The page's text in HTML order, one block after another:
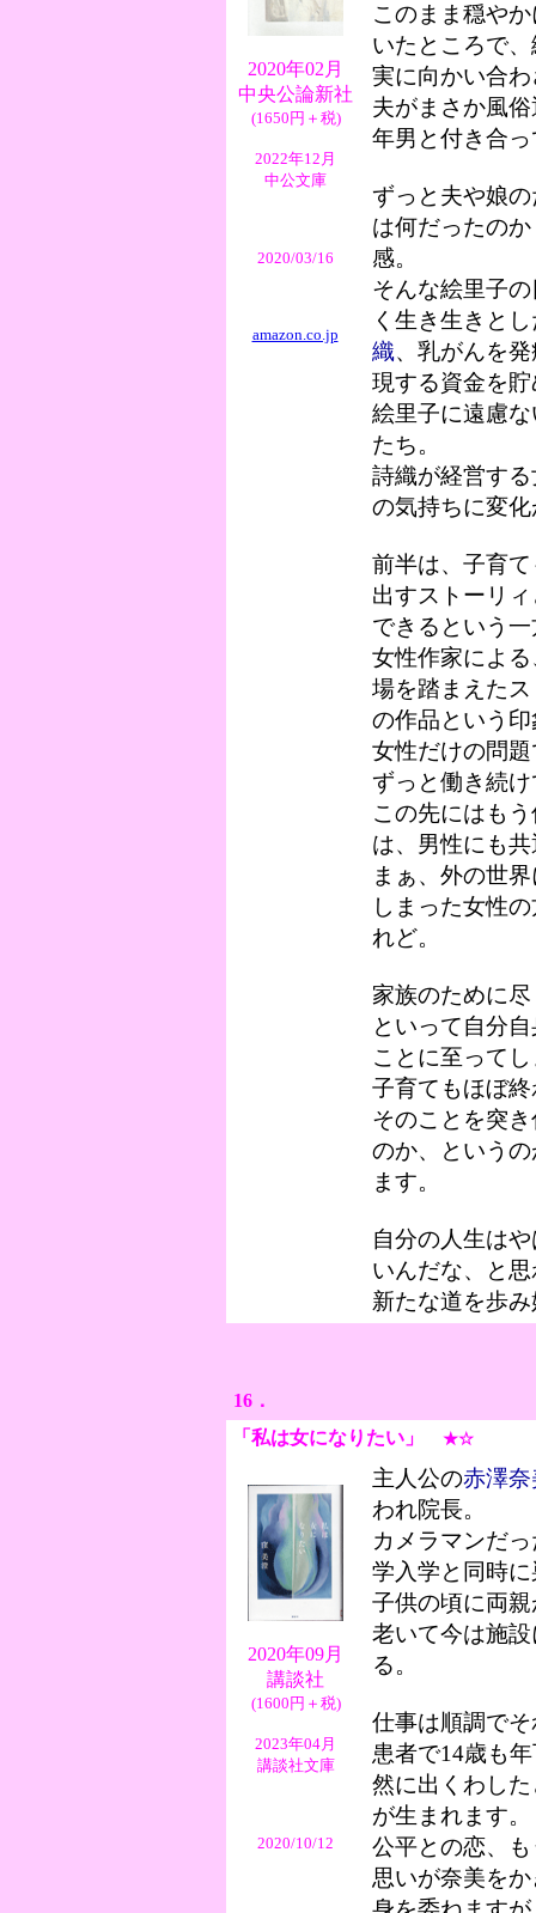
2020年02月
中央公論新社
(1650円＋税)
2022年12月
中公文庫
2020/03/16
amazon.co.jp
このまま穏や
いたところで
実に向かい合
夫がまさか風
年男と付き合
ずっと夫や娘
は何だったの
感。
そんな絵里子
く生き生きと
織、乳がんを
現する資金を
絵里子に遠慮
たち。
詩織が経営す
の気持ちに変
前半は、子育
出すストーリ
できるという
女性作家によ
場を踏まえた
の作品という
女性だけの問
ずっと働き続
この先にはも
は、男性にも
まぁ、外の世
しまった女性
れど。
家族のために
といって自分
ことに至って
子育てもほぼ
そのことを突
のか、という
ます。
自分の人生は
いんだな、と
新たな道を歩
16．
「私は女になりたい 」 ★☆
2020年09月
講談社
(1600円＋税)
2023年04月
講談社文庫
2020/10/12
主人公の赤澤奈
われ院長。
カメラマンだ
学入学と同時
子供の頃に両
老いて今は施
る。
仕事は順調で
患者で14歳も
然に出くわし
が生まれます。
公平との恋、
思いが奈美を